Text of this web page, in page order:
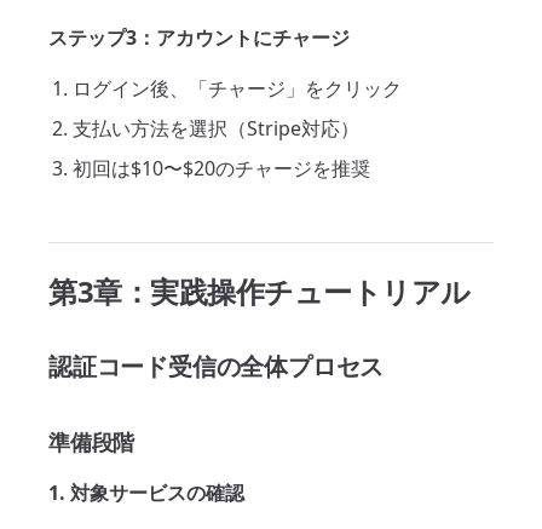
ステップ3：アカウントにチャージ
ログイン後、「チャージ」をクリック
支払い方法を選択（Stripe対応）
初回は$10〜$20のチャージを推奨
第3章：実践操作チュートリアル
認証コード受信の全体プロセス
準備段階
1. 対象サービスの確認